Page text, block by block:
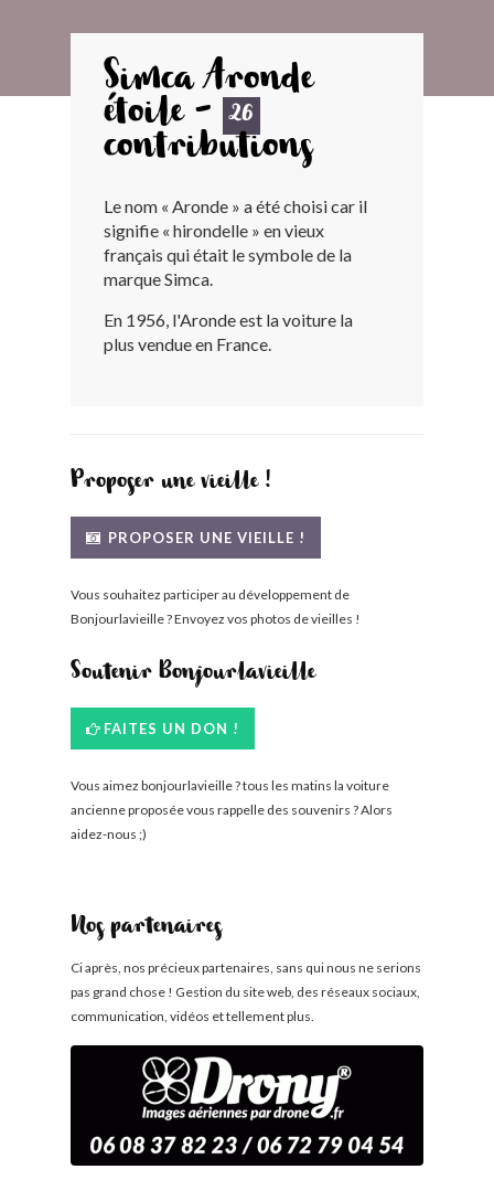
ARCHIVES
LES CONTRIBUTEURS
LE BLOG
BONJOURLAVIEILLE ?
MODÈLES ET MARQUES
Simca Aronde
étoile -
26
contributions
Le nom « Aronde » a été choisi car il
signifie « hirondelle » en vieux
français qui était le symbole de la
marque Simca.
En 1956, l'Aronde est la voiture la
plus vendue en France.
Proposer une vieille !
PROPOSER UNE VIEILLE !
Vous souhaitez participer au développement de
Bonjourlavieille ? Envoyez vos photos de vieilles !
Soutenir Bonjourlavieille
FAITES UN DON !
Vous aimez bonjourlavieille ? tous les matins la voiture
ancienne proposée vous rappelle des souvenirs ? Alors
aidez-nous ;)
Nos partenaires
Ci après, nos précieux partenaires, sans qui nous ne serions
pas grand chose ! Gestion du site web, des réseaux sociaux,
communication, vidéos et tellement plus.